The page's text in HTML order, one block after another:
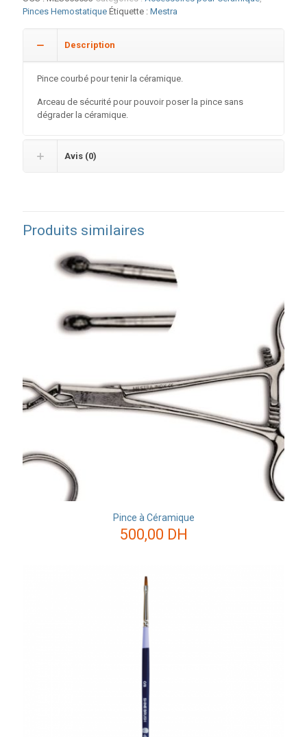
Courbé
Pinces Hemostatique Étiquette : Mestra
Description
Pince courbé pour tenir la céramique.
Arceau de sécurité pour pouvoir poser la pince sans
dégrader la céramique.
Avis (0)
Produits similaires
Pince à Céramique
500,00 DH